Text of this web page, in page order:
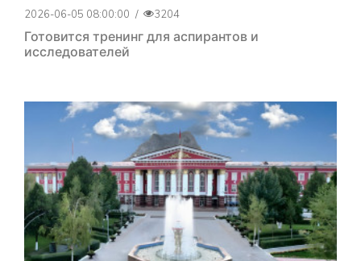
2026-06-05 08:00:00 / 3204
Готовится тренинг для аспирантов и
исследователей